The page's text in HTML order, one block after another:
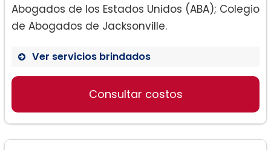
Abogados de los Estados Unidos (ABA); Colegio
de Abogados de Jacksonville.
Ver servicios brindados
Visa de no inmigrantes:
Tarjeta verde:
Consultar costos